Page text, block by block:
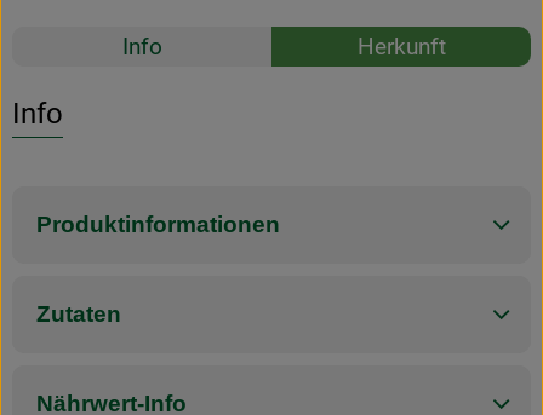
Rezepte
Info Herkunft
Info
Produktinformationen
Zutaten
Nährwert-Info